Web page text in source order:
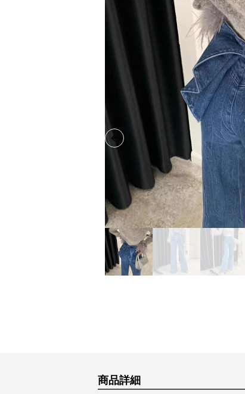
Previous slide
商品詳細